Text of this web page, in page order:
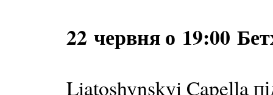
22 червня о 19:00
Liatoshynskyi Capella